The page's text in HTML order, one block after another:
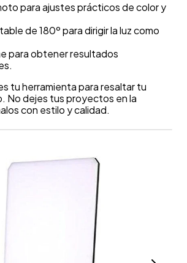
para ajustes prácticos de color y
de 180º para dirigir la luz como
para obtener resultados
tu herramienta para resaltar tu
No dejes tus proyectos en la
con estilo y calidad.